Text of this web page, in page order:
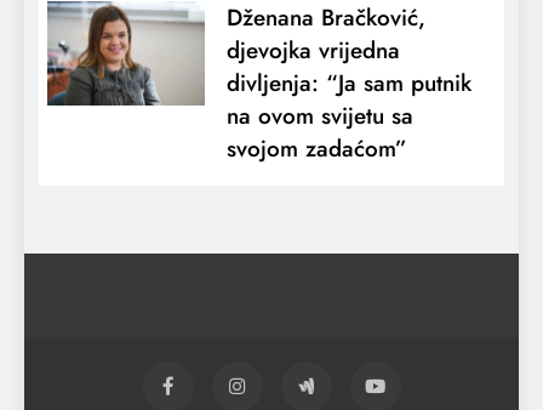
Dženana Bračković,
djevojka vrijedna
divljenja: “Ja sam putnik
na ovom svijetu sa
svojom zadaćom”